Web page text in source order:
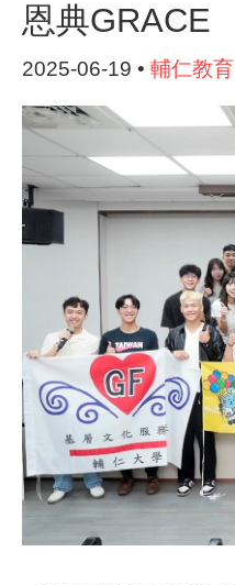
恩典GRACE
2025-06-19 • 輔仁教育